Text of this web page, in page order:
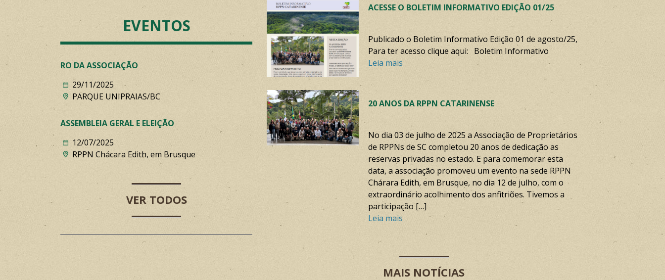
EVENTOS
RO DA ASSOCIAÇÃO
29/11/2025
PARQUE UNIPRAIAS/BC
ASSEMBLEIA GERAL E ELEIÇÃO
12/07/2025
RPPN Chácara Edith, em Brusque
VER TODOS
ACESSE O BOLETIM INFORMATIVO EDIÇÃO 01/25
Publicado o Boletim Informativo Edição 01 de agosto/25,
Para ter acesso clique aqui: Boletim Informativo
Leia mais
20 ANOS DA RPPN CATARINENSE
No dia 03 de julho de 2025 a Associação de Proprietários
de RPPNs de SC completou 20 anos de dedicação as
reservas privadas no estado. E para comemorar esta
data, a associação promoveu um evento na sede RPPN
Chárara Edith, em Brusque, no dia 12 de julho, com o
extraordinário acolhimento dos anfitriões. Tivemos a
participação […]
Leia mais
MAIS NOTÍCIAS